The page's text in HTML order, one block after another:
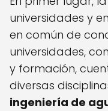
universidades y
en común de
universidades,
y formación,
diversas
ingeniería de